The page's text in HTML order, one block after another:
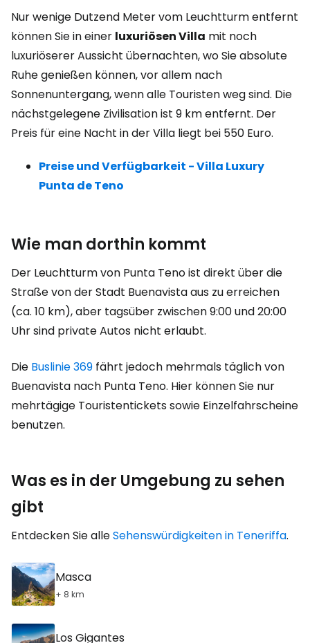
Nur wenige Dutzend Meter vom Leuchtturm entfernt
können Sie in einer luxuriösen Villa mit noch
luxuriöserer Aussicht übernachten, wo Sie absolute
Ruhe genießen können, vor allem nach
Sonnenuntergang, wenn alle Touristen weg sind. Die
nächstgelegene Zivilisation ist 9 km entfernt. Der
Preis für eine Nacht in der Villa liegt bei 550 Euro.
Preise und Verfügbarkeit - Villa Luxury
Punta de Teno
Wie man dorthin kommt
Der Leuchtturm von Punta Teno ist direkt über die
Straße von der Stadt Buenavista aus zu erreichen
(ca. 10 km), aber tagsüber zwischen 9:00 und 20:00
Uhr sind private Autos nicht erlaubt.
Die Buslinie 369 fährt jedoch mehrmals täglich von
Buenavista nach Punta Teno. Hier können Sie nur
mehrtägige Touristentickets sowie Einzelfahrscheine
benutzen.
Was es in der Umgebung zu sehen
gibt
Entdecken Sie alleSehenswürdigkeiten in Teneriffa.
Masca
+ 8 km
Los Gigantes